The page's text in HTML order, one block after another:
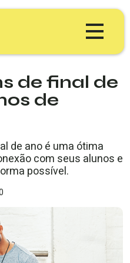
Gym
Studio
Pro
Gratuitos
& Webinars
de final de
de
de ano é uma ótima
com seus alunos e
possível.